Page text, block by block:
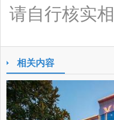
请自行核实相
相关内容